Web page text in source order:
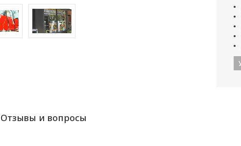
Отзывы и вопросы